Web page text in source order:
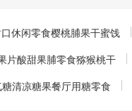
休闲零食樱桃脯果干蜜饯
片酸甜果脯零食猕猴桃干
清凉糖果餐厅用糖零食